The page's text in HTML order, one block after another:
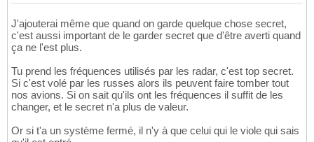
J'ajouterai même que quand on garde quelque chose secret,
c'est aussi important de le garder secret que d'être averti quand
ça ne l'est plus.
Tu prend les fréquences utilisés par les radar, c'est top secret.
Si c'est volé par les russes alors ils peuvent faire tomber tout
nos avions. Si on sait qu'ils ont les fréquences il suffit de les
changer, et le secret n'a plus de valeur.
Or si t'a un système fermé, il n'y à que celui qui le viole qui sais